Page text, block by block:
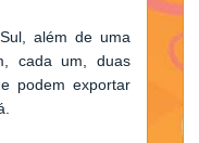
além de uma
cada um, duas
podem exportar